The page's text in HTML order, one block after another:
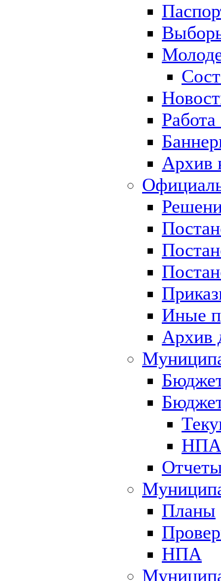
Архив
Иные
Архив
НПА
Планы
НПА